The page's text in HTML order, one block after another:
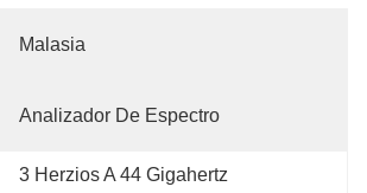
Malasia
Analizador De Espectro
3 Herzios A 44 Gigahertz